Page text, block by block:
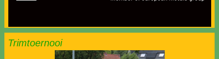
Trimtoernooi